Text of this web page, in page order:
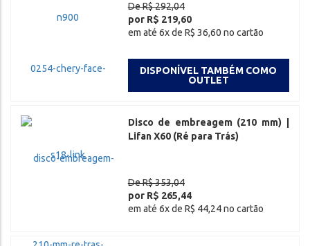
De R$ 292,04
por R$ 219,60
em até 6x de R$ 36,60 no cartão
DISPONÍVEL TAMBÉM COMO
OUTLET
Disco de embreagem (210 mm) |
Lifan X60 (Ré para Trás)
De R$ 353,04
por R$ 265,44
em até 6x de R$ 44,24 no cartão